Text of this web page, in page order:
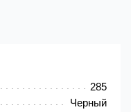
285
Черный